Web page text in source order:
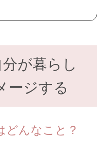
が暮らし
ージする
どんなこと？